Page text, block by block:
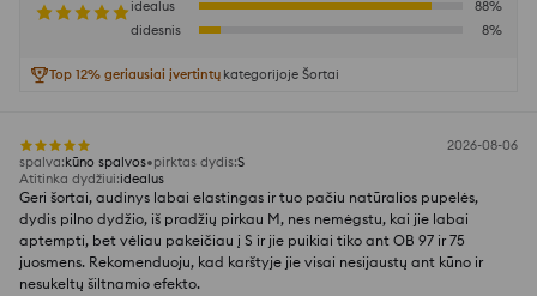
idealus
88%
didesnis
8%
Top 12% geriausiai įvertintų kategorijoje Šortai
2026-08-06
spalva:kūno spalvos pirktas dydis:S
Atitinka dydžiui:idealus
Geri šortai, audinys labai elastingas ir tuo pačiu natūralios pupelės,
dydis pilno dydžio, iš pradžių pirkau M, nes nemėgstu, kai jie labai
aptempti, bet vėliau pakeičiau į S ir jie puikiai tiko ant OB 97 ir 75
juosmens. Rekomenduoju, kad karštyje jie visai nesijaustų ant kūno ir
nesukeltų šiltnamio efekto.